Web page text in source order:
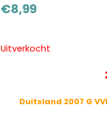
€8,99
Uitverkocht
Duitsland 2007 G